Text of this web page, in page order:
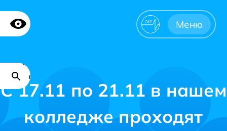
Меню
С 17.11 по 21.11 в нашем
колледже проходят
Карта
сайта
по